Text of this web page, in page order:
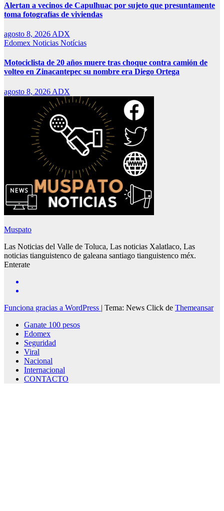
Alertan a vecinos de Capulhuac por sujeto que presuntamente
toma fotografías de viviendas
agosto 8, 2026 ADX
Edomex Noticias Notícias
Motociclista de 20 años muere tras choque contra camión de
volteo en Zinacantepec su nombre era Diego Ortega
agosto 8, 2026 ADX
Muspato
Las Noticias del Valle de Toluca, Las noticias Xalatlaco, Las
noticias tianguistenco de galeana santiago tianguistenco méx.
Enterate
Funciona gracias a WordPress | Tema: News Click de Themeansar
Ganate 100 pesos
Edomex
Seguridad
Viral
Nacional
Internacional
CONTACTO